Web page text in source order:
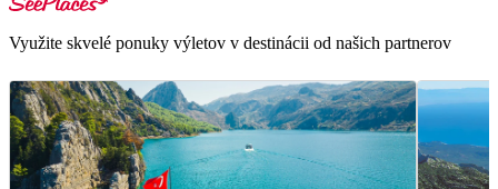
Využite skvelé ponuky výletov v destinácii od našich partnerov